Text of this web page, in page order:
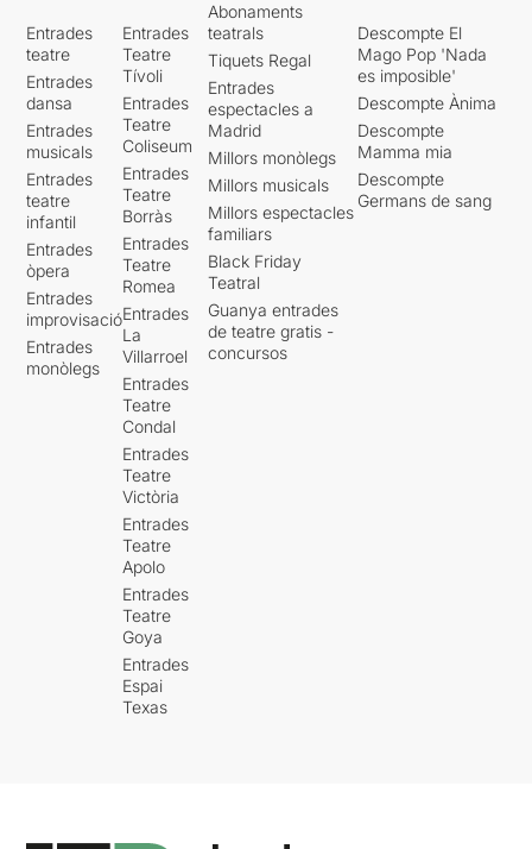
Entrades
teatre
Entrades
dansa
Entrades
musicals
Entrades
teatre
infantil
Entrades
òpera
Entrades
improvisació
Entrades
monòlegs
Entrades
Teatre
Tívoli
Entrades
Teatre
Coliseum
Entrades
Teatre
Borràs
Entrades
Teatre
Romea
Entrades
La
Villarroel
Entrades
Teatre
Condal
Entrades
Teatre
Victòria
Entrades
Teatre
Apolo
Entrades
Teatre
Goya
Entrades
Espai
Texas
Abonaments
teatrals
Tiquets Regal
Entrades
espectacles a
Madrid
Millors monòlegs
Millors musicals
Millors espectacles
familiars
Black Friday
Teatral
Guanya entrades
de teatre gratis -
concursos
Descompte El
Mago Pop 'Nada
es imposible'
Descompte Ànima
Descompte
Mamma mia
Descompte
Germans de sang